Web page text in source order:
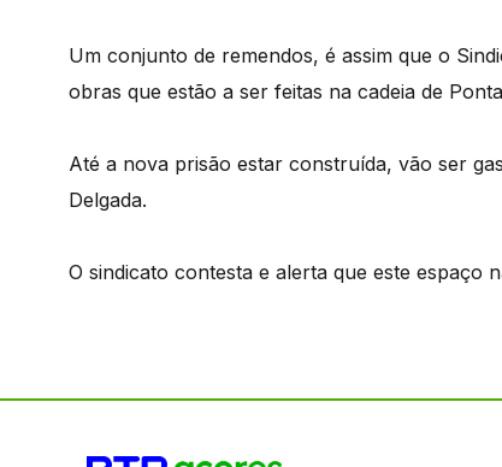
Um conjunto de remendos, é assim que o
obras que estão a ser feitas na cadeia de
Até a nova prisão estar construída, vão ser
Delgada.
O sindicato contesta e alerta que este espaço